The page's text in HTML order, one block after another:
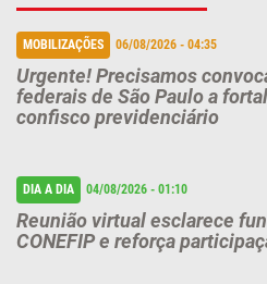
MOBILIZAÇÕES 06/08/2026 - 04:35
Urgente! Precisamos
federais de São Paulo a
confisco previdenciário
DIA A DIA 04/08/2026 - 01:10
Reunião virtual esclarece
CONEFIP e reforça